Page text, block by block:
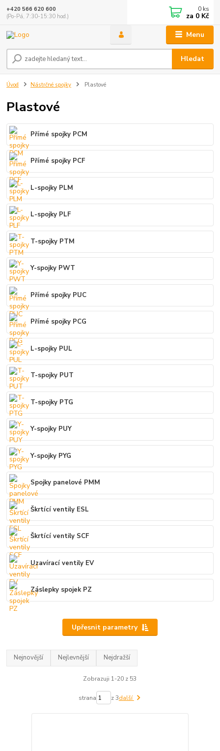
Menu
Hledat
+420 566 620 600
(Po-Pá, 7:30-15:30 hod.)
0 ks
za 0 Kč
Úvod Nástrčné spojky Plastové
Plastové
Přímé spojky PCM
Přímé spojky PCF
L-spojky PLM
L-spojky PLF
T-spojky PTM
Y-spojky PWT
Přímé spojky PUC
Přímé spojky PCG
L-spojky PUL
T-spojky PUT
T-spojky PTG
Y-spojky PUY
Y-spojky PYG
Spojky panelové PMM
Škrtící ventily ESL
Škrtící ventily SCF
Uzavírací ventily EV
Záslepky spojek PZ
Upřesnit parametry
Nejnovější Nejlevnější Nejdražší
Zobrazuji 1-20 z 53
strana z 3další